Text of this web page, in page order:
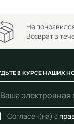
Не
Возврат в
В КУРСЕ НАШИХ
Согласен(на) с